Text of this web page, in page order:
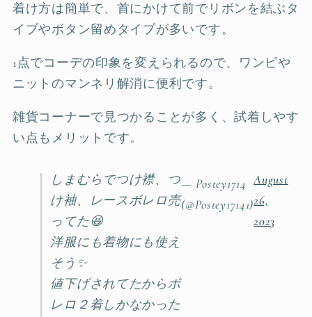
着け方は簡単で、首にかけて前でリボンを結ぶタ
イプやボタン留めタイプが多いです。
1点でコーデの印象を変えられるので、ワンピや
ニットのマンネリ解消に便利です。
雑貨コーナーで見つかることが多く、試着しやす
い点もメリットです。
しまむらでつけ襟、つ
け袖、レースボレロ売
ってた😆
洋服にも着物にも使え
そう✨
値下げされてたからボ
レロ２着しかなかった
— Postey1714
(@Postey17141)
August
26,
2023